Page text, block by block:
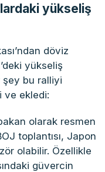
yükseliş
döviz
yükseliş
şey bu ralliyi
ve ekledi:
olarak resmen
toplantısı, Japon
olabilir. Özellikle
güvercin